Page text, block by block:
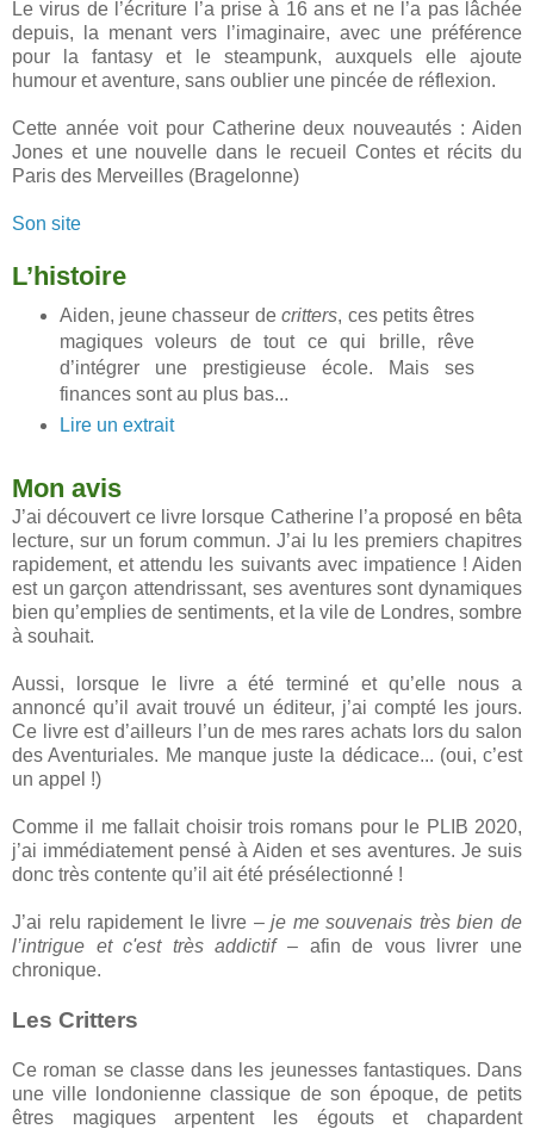
Le virus de l’écriture l’a prise à 16 ans et ne l’a pas lâchée
depuis, la menant vers l’imaginaire, avec une préférence
pour la fantasy et le steampunk, auxquels elle ajoute
humour et aventure, sans oublier une pincée de réflexion.
Cette année voit pour Catherine deux nouveautés : Aiden
Jones et une nouvelle dans le recueil Contes et récits du
Paris des Merveilles (Bragelonne)
Son site
L’histoire
Aiden, jeune chasseur decritters, ces petits êtres
magiques voleurs de tout ce qui brille, rêve
d’intégrer une prestigieuse école. Mais ses
finances sont au plus bas...
Lire un extrait
Mon avis
J’ai découvert ce livre lorsque Catherine l’a proposé en bêta
lecture, sur un forum commun. J’ai lu les premiers chapitres
rapidement, et attendu les suivants avec impatience ! Aiden
est un garçon attendrissant, ses aventures sont dynamiques
bien qu’emplies de sentiments, et la vile de Londres, sombre
à souhait.
Aussi, lorsque le livre a été terminé et qu’elle nous a
annoncé qu’il avait trouvé un éditeur, j’ai compté les jours.
Ce livre est d’ailleurs l’un de mes rares achats lors du salon
des Aventuriales. Me manque juste la dédicace... (oui, c’est
un appel !)
Comme il me fallait choisir trois romans pour le PLIB 2020,
j’ai immédiatement pensé à Aiden et ses aventures. Je suis
donc très contente qu’il ait été présélectionné !
J’ai relu rapidement le livre –je me souvenais très bien de
l’intrigue et c'est très addictif– afin de vous livrer une
chronique.
Les Critters
Ce roman se classe dans les jeunesses fantastiques. Dans
une ville londonienne classique de son époque, de petits
êtres magiques arpentent les égouts et chapardent